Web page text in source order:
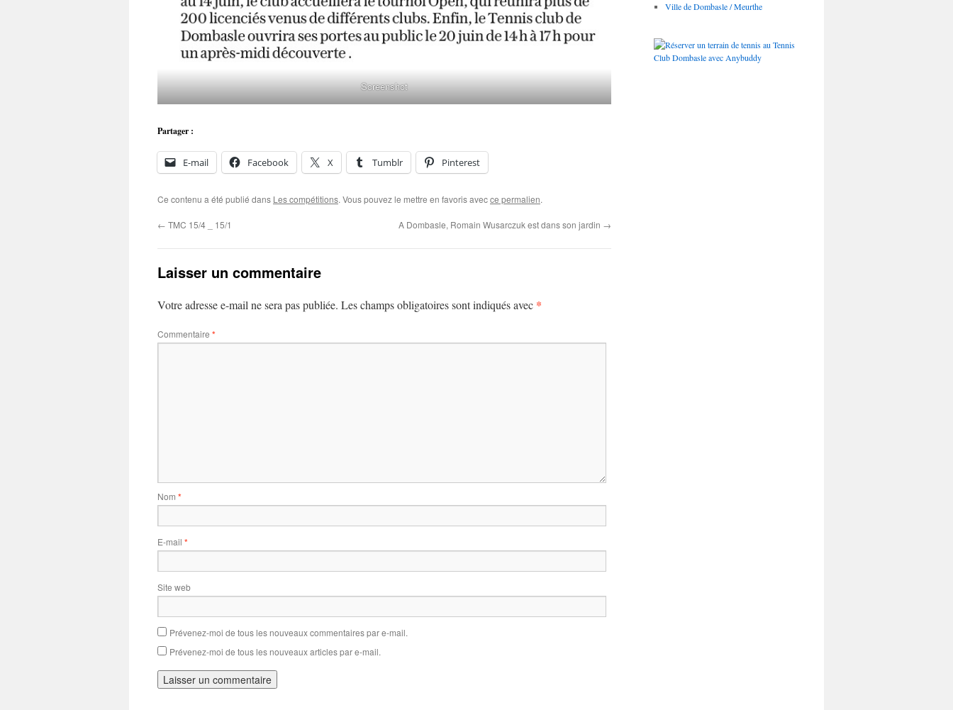
Screenshot
Partager :
E-mail Facebook X Tumblr Pinterest
Ce contenu a été publié dans Les compétitions. Vous pouvez le mettre en favoris avecce permalien.
← TMC 15/4 _ 15/1 A Dombasle, Romain Wusarczuk est dans son jardin →
Laisser un commentaire
Votre adresse e-mail ne sera pas publiée. Les champs obligatoires sont indiqués avec *
Commentaire *
Nom *
E-mail *
Site web
Prévenez-moi de tous les nouveaux commentaires par e-mail.
Prévenez-moi de tous les nouveaux articles par e-mail.
Ville de Dombasle / Meurthe